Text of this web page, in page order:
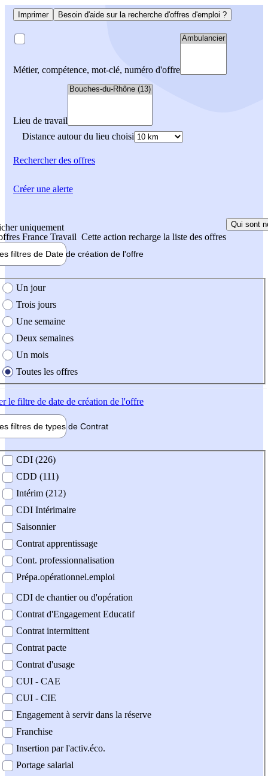
Imprimer Besoin d'aide sur la recherche d'offres d'emploi ?
Métier, compétence, mot-clé, numéro d'offre
Lieu de travail
Distance autour du lieu choisi
Rechercherdes offres
uniquement
France Travail Cette action recharge la liste des offres
Qui sont
filtres de Date de création de l'offre
création de l'offre
Un jour
Trois jours
Une semaine
Deux semaines
Un mois
Toutes les offres
le filtre de date de création de l'offre
filtres de types de Contrat
contrat
CDI (226)
CDD (111)
Intérim (212)
CDI Intérimaire
Saisonnier
Contrat apprentissage
Cont. professionnalisation
Prépa.opérationnel.emploi
CDI de chantier ou d'opération
Contrat d'Engagement Educatif
Contrat intermittent
Contrat pacte
Contrat d'usage
CUI - CAE
CUI - CIE
Engagement à servir dans la réserve
Franchise
Insertion par l'activ.éco.
Portage salarial
Créer une alerte